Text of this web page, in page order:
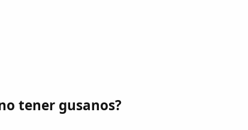
tener gusanos?